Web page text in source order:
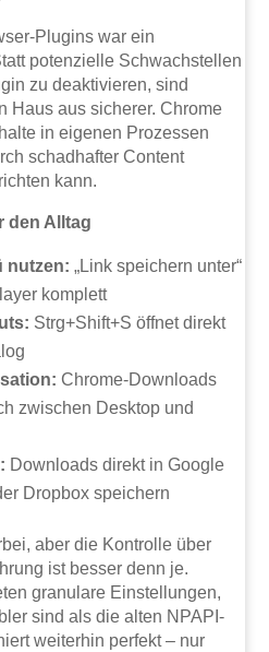
Plugins war ein
potenzielle Schwachstellen
zu deaktivieren, sind
Haus aus sicherer. Chrome
in eigenen Prozessen
schadhafter Content
kann.
den Alltag
nutzen: „Link speichern unter“
komplett
Strg+Shift+S öffnet direkt
Chrome-Downloads
zwischen Desktop und
Downloads direkt in Google
Dropbox speichern
aber die Kontrolle über
ist besser denn je.
granulare Einstellungen,
sind als die alten NPAPI-
weiterhin perfekt – nur